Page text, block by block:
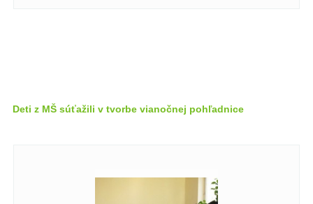
Deti z MŠ súťažili v tvorbe vianočnej pohľadnice